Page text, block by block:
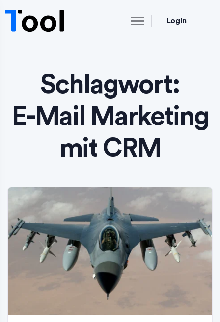
Login
Schlagwort:
E-Mail Marketing
mit CRM